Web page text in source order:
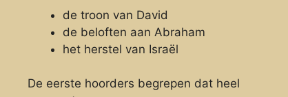
de troon van David
de beloften aan Abraham
het herstel van Israël
De eerste hoorders begrepen dat heel